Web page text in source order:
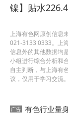
镍】贴水
上海有色网原创信息
021-3133 0333。上
信息外的其他数据均
小组进行综合分析和
自主判断，与上海有
议，仅用于学习交流
有色行业量